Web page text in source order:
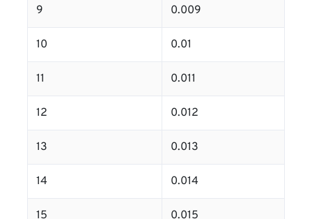
9 0.009
10 0.01
11 0.011
12 0.012
13 0.013
14 0.014
15 0.015